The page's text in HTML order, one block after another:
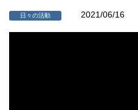
日々の活動 2021/06/16